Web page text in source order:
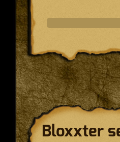
Bloxxter